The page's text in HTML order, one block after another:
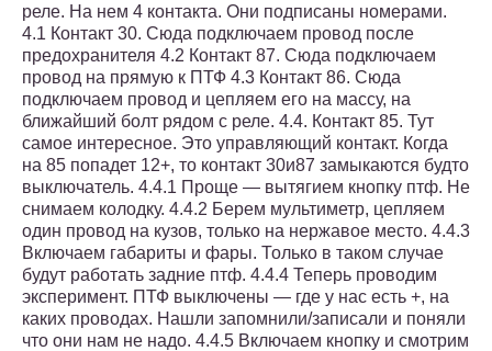
реле. На нем 4 контакта. Они подписаны номерами.
4.1 Контакт 30. Сюда подключаем провод после
предохранителя 4.2 Контакт 87. Сюда подключаем
провод на прямую к ПТФ 4.3 Контакт 86. Сюда
подключаем провод и цепляем его на массу, на
ближайший болт рядом с реле. 4.4. Контакт 85. Тут
самое интересное. Это управляющий контакт. Когда
на 85 попадет 12+, то контакт 30и87 замыкаются будто
выключатель. 4.4.1 Проще — вытягием кнопку птф. Не
снимаем колодку. 4.4.2 Берем мультиметр, цепляем
один провод на кузов, только на нержавое место. 4.4.3
Включаем габариты и фары. Только в таком случае
будут работать задние птф. 4.4.4 Теперь проводим
эксперимент. ПТФ выключены — где у нас есть +, на
каких проводах. Нашли запомнили/записали и поняли
что они нам не надо. 4.4.5 Включаем кнопку и смотрим